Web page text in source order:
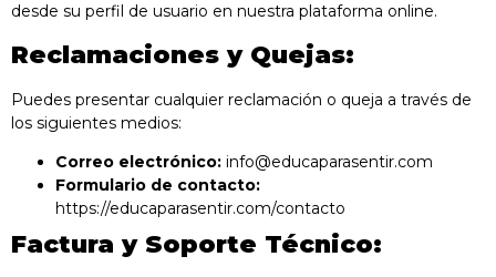
desde su perfil de usuario en nuestra plataforma online.
Reclamaciones y Quejas:
Puedes presentar cualquier reclamación o queja a través de
los siguientes medios:
Correo electrónico: info@educaparasentir.com
Formulario de contacto:
https://educaparasentir.com/contacto
Factura y Soporte Técnico: